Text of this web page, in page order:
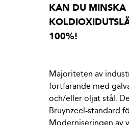
KAN DU MINSKA
100%!
Majoriteten av
fortfarande med
och/eller oljat stål.
Bruynzeel-standard
Moderniseringen av